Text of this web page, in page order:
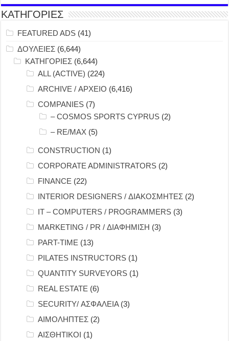
ΚΑΤΗΓΟΡΙΕΣ
FEATURED ADS (41)
ΔΟΥΛΕΙΕΣ (6,644)
ΚΑΤΗΓΟΡΙΕΣ (6,644)
ALL (ACTIVE) (224)
ARCHIVE / ΑΡΧΕΙΟ (6,416)
COMPANIES (7)
– COSMOS SPORTS CYPRUS (2)
– RE/MAX (5)
CONSTRUCTION (1)
CORPORATE ADMINISTRATORS (2)
FINANCE (22)
INTERIOR DESIGNERS / ΔΙΑΚΟΣΜΗΤΕΣ (2)
IT – COMPUTERS / PROGRAMMERS (3)
MARKETING / PR / ΔΙΑΦΗΜΙΣΗ (3)
PART-TIME (13)
PILATES INSTRUCTORS (1)
QUANTITY SURVEYORS (1)
REAL ESTATE (6)
SECURITY/ ΑΣΦΑΛΕΙΑ(3)
ΑΙΜΟΛΗΠΤΕΣ (2)
ΑΙΣΘΗΤΙΚΟΙ (1)